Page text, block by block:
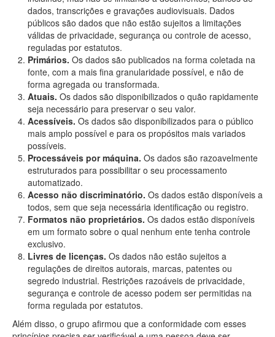
dados, transcrições e gravações audiovisuais. Dados
públicos são dados que não estão sujeitos a limitações
válidas de privacidade, segurança ou controle de acesso,
reguladas por estatutos.
Primários. Os dados são publicados na forma coletada na
fonte, com a mais fina granularidade possível, e não de
forma agregada ou transformada.
Atuais. Os dados são disponibilizados o quão rapidamente
seja necessário para preservar o seu valor.
Acessíveis. Os dados são disponibilizados para o público
mais amplo possível e para os propósitos mais variados
possíveis.
Processáveis por máquina. Os dados são razoavelmente
estruturados para possibilitar o seu processamento
automatizado.
Acesso não discriminatório. Os dados estão disponíveis a
todos, sem que seja necessária identificação ou registro.
Formatos não proprietários. Os dados estão disponíveis
em um formato sobre o qual nenhum ente tenha controle
exclusivo.
Livres de licenças. Os dados não estão sujeitos a
regulações de direitos autorais, marcas, patentes ou
segredo industrial. Restrições razoáveis de privacidade,
segurança e controle de acesso podem ser permitidas na
forma regulada por estatutos.
Além disso, o grupo afirmou que a conformidade com esses